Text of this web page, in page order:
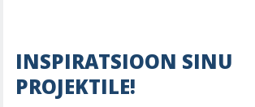
INSPIRATSIOON SINU
PROJEKTILE!